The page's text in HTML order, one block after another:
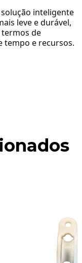
inteligente
leve e durável,
de
tempo e recursos.